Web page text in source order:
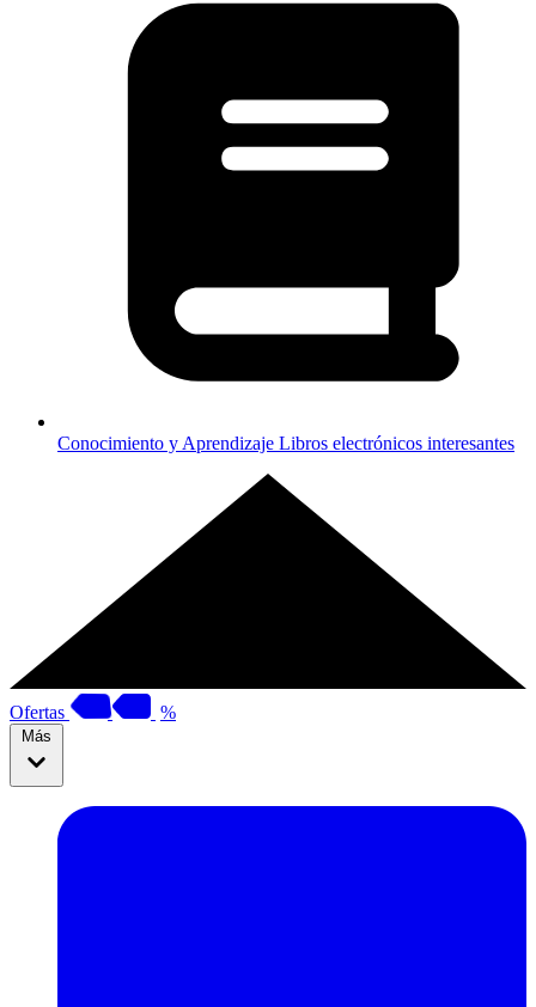
Conocimiento y Aprendizaje Libros electrónicos interesantes
Ofertas %
Más